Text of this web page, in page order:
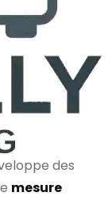
des
mesure